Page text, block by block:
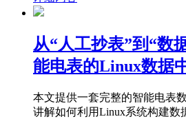
从“人工抄表”到“数
能电表的Linux数据
本文提供一套完整的智能电表
讲解如何利用Linux系统构建数